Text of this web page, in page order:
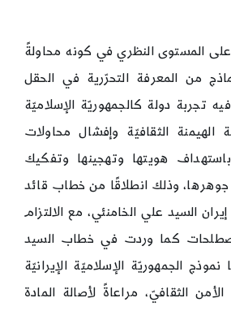
المستوى النظري في كونه محاولةً
من المعرفة التحرّرية في الحقل
تجربة دولة كالجمهوريّة الإسلاميّة
الهيمنة الثقافيّة وإفشال محاولات
باستهداف هويتها وتهجينها وتفكيك
جوهرها، وذلك انطلاقًا من خطاب قائد
السيد علي الخامنئي، مع الالتزام
كما وردت في خطاب السيد
نموذج الجمهوريّة الإسلاميّة الإيرانيّة
الثقافيّ، مراعاةً لأصالة المادة